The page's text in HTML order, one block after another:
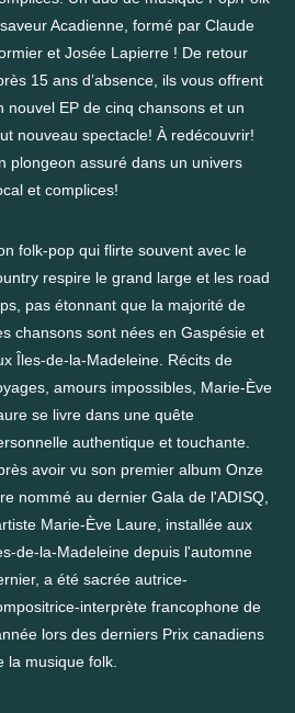
Acadienne, formé par Claude
et Josée Lapierre ! De retour
15 ans d’absence, ils vous offrent
nouvel EP de cinq chansons et un
nouveau spectacle! À redécouvrir!
plongeon assuré dans un univers
et complices!
folk-pop qui flirte souvent avec le
respire le grand large et les road
pas étonnant que la majorité de
chansons sont nées en Gaspésie et
Îles-de-la-Madeleine. Récits de
amours impossibles, Marie-Ève
se livre dans une quête
authentique et touchante.
avoir vu son premier album Onze
nommé au dernier Gala de l'ADISQ,
Marie-Ève Laure, installée aux
de-la-Madeleine depuis l'automne
a été sacrée autrice-
interprète francophone de
lors des derniers Prix canadiens
la musique folk.